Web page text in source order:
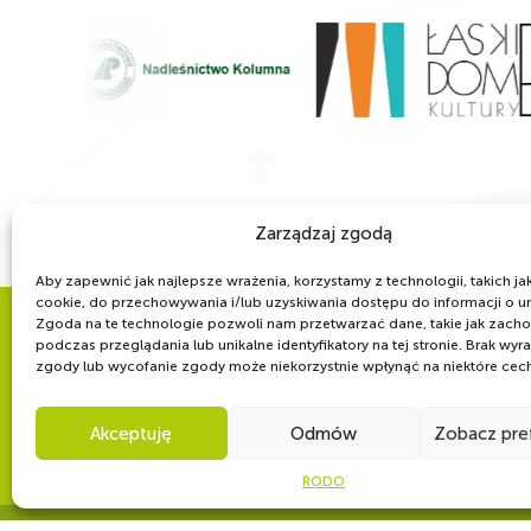
Zarządzaj zgodą
Aby zapewnić jak najlepsze wrażenia, korzystamy z technologii, takich
cookie, do przechowywania i/lub uzyskiwania dostępu do informacji o
Zgoda na te technologie pozwoli nam przetwarzać dane, takie jak
podczas przeglądania lub unikalne identyfikatory na tej stronie. Brak
zgody lub wycofanie zgody może niekorzystnie wpłynąć na niektóre
Akceptuję Odmów Zobacz
RODO
WSPÓLNIE DLA HARCERSKIEJ MISJI
Twoje wsparcie, nasza